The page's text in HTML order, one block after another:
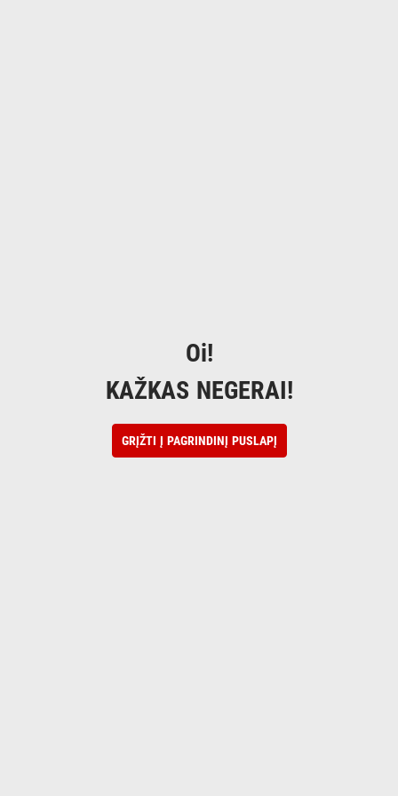
Oi!
KAŽKAS NEGERAI!
GRĮŽTI Į PAGRINDINĮ PUSLAPĮ